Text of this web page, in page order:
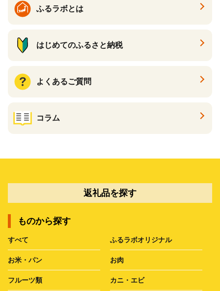
ふるラボとは
はじめてのふるさと納税
よくあるご質問
コラム
返礼品を探す
ものから探す
すべて ふるラボオリジナル
お米・パン お肉
フルーツ類 カニ・エビ